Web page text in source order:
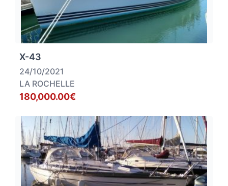
X-43
24/10/2021
LA ROCHELLE
180,000.00€